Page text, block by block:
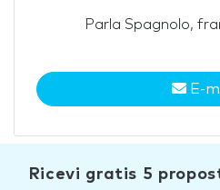
Parla Spagnolo,
E-
Ricevi gratis 5